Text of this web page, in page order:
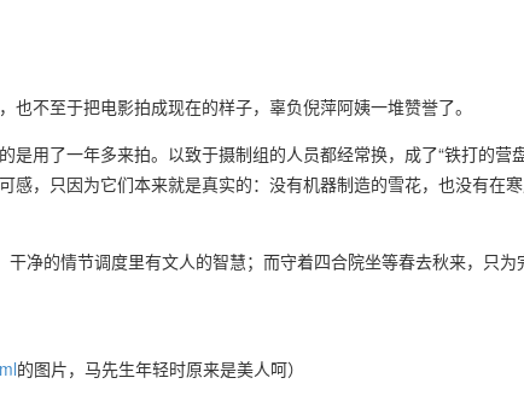
不至于把电影拍成现在的样子，辜负倪萍阿姨一堆赞誉了。
是用了一年多来拍。以致于摄制组的人员都经常换，成了“铁打的营
感，只因为它们本来就是真实的：没有机器制造的雪花，也没有在
净的情节调度里有文人的智慧；而守着四合院坐等春去秋来，只
的图片，马先生年轻时原来是美人呵）